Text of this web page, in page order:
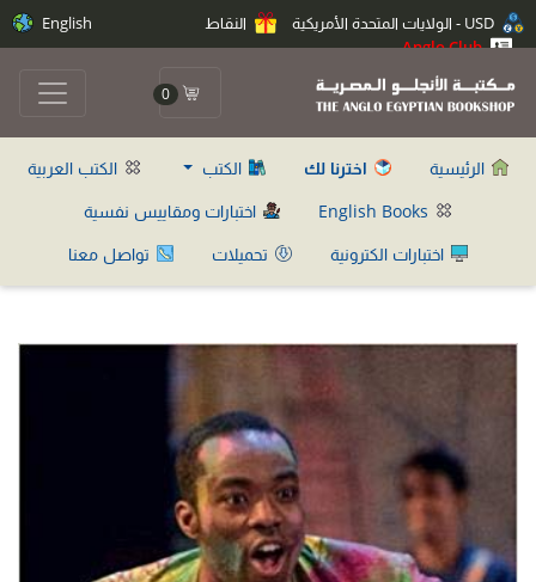
النقاط
Anglo Club
English
0
الرئيسية اخترنا لك الكتب
الكتب العربية
اختبارات ومقاييس نفسية
اختبارات الكترونية
تحميلات تواصل معنا